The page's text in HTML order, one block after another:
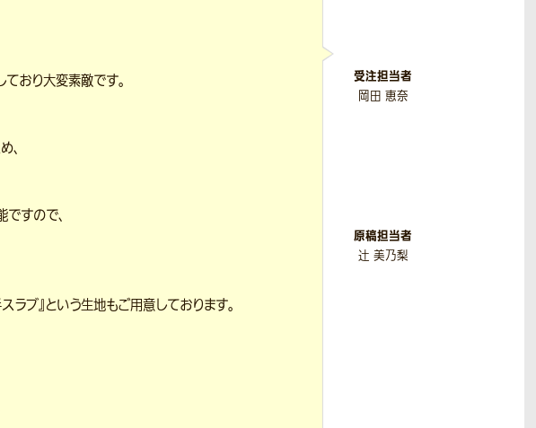
おり大変素敵です。
、
すので、
ラブ』という生地もご用意しております。
受注担当者
岡田 恵奈
原稿担当者
辻 美乃梨